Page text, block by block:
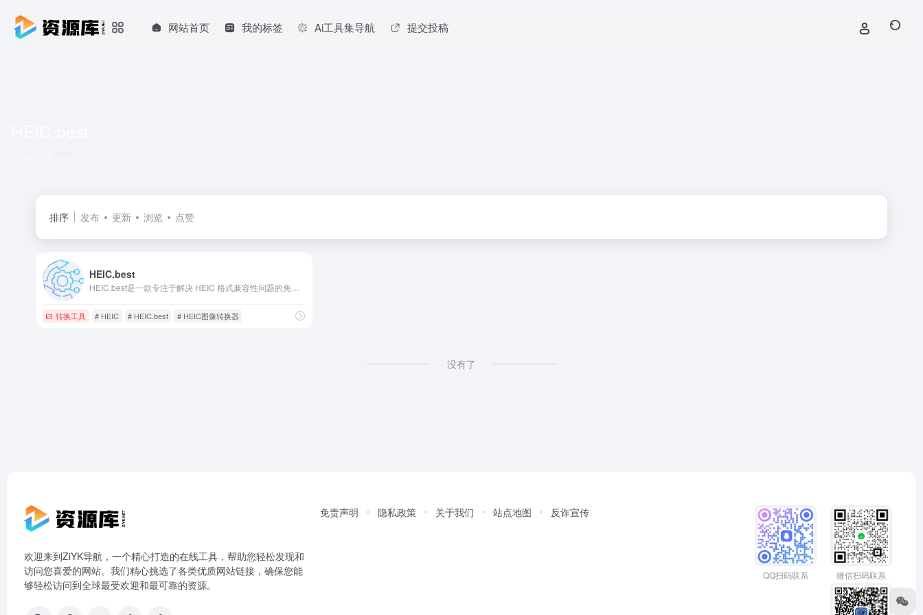
网站首页 我的标签 Ai工具集导航 提交投稿
排序 发布 更新 浏览 点赞
HEIC.best
转换工具 # HEIC # HEIC.best # HEIC图像转换器
没有了
欢迎来到ZiYK导航，一个精心打造的在线工具，帮助您轻松发现和
访问您喜爱的网站。我们精心挑选了各类优质网站链接，确保您能
够轻松访问到全球最受欢迎和最可靠的资源。
免责声明 隐私政策 关于我们 站点地图 反诈宣传
QQ扫码联系 微信扫码联系